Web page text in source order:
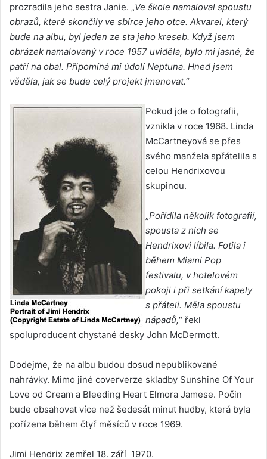
prozradila jeho sestra Janie. „Ve škole namaloval spoustu
obrazů, které skončily ve sbírce jeho otce. Akvarel, který
bude na albu, byl jeden ze sta jeho kreseb. Když jsem
obrázek namalovaný v roce 1957 uviděla, bylo mi jasné, že
patří na obal. Připomíná mi údolí Neptuna. Hned jsem
věděla, jak se bude celý projekt jmenovat.“
Pokud jde o fotografii,
vznikla v roce 1968. Linda
McCartneyová se přes
svého manžela spřátelila s
celou Hendrixovou
skupinou.
„Pořídila několik fotografií,
spousta z nich se
Hendrixovi líbila. Fotila i
během Miami Pop
festivalu, v hotelovém
pokoji i při setkání kapely
s přáteli. Měla spoustu
nápadů,“ řekl
spoluproducent chystané desky John McDermott.
Dodejme, že na albu budou dosud nepublikované
nahrávky. Mimo jiné coververze skladby Sunshine Of Your
Love od Cream a Bleeding Heart Elmora Jamese. Počin
bude obsahovat více než šedesát minut hudby, která byla
pořízena během čtyř měsíců v roce 1969.
Jimi Hendrix zemřel 18. září 1970.